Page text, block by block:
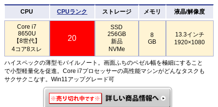
CPU CPUランク ストレージ メモリ 液晶/解像度
Core i7
8650U
【8世代】
4コア8スレ
20
SSD
256GB
新品
NVMe
8
GB
13.3インチ
1920×1080
ハイスペックの薄型モバイルノート。画面ふちのベゼル幅を極細にすること
で小型軽量化を促進。Core i7プロセッサーの高性能マシンがどんなタスクも
サクサクこなす。Win11アップグレード可